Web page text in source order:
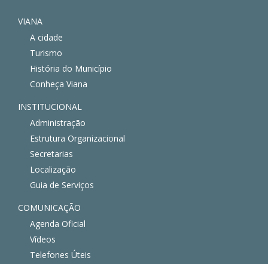
VIANA
A cidade
Turismo
História do Município
Conheça Viana
INSTITUCIONAL
Administração
Estrutura Organizacional
Secretarias
Localização
Guia de Serviços
COMUNICAÇÃO
Agenda Oficial
Vídeos
Telefones Úteis